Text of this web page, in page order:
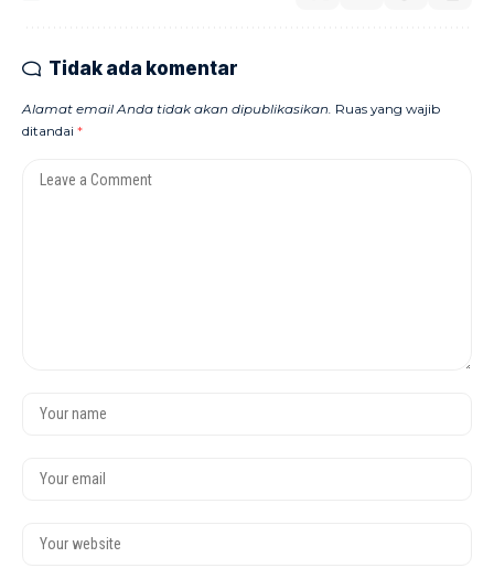
Tidak ada komentar
Alamat email Anda tidak akan dipublikasikan. Ruas yang wajib
ditandai *